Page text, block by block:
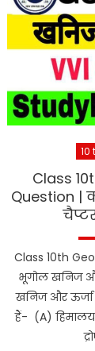
10
Class
Question |
Class 10th
भूगोल खनिज
खनिज और
हैं- (A) हिमालय